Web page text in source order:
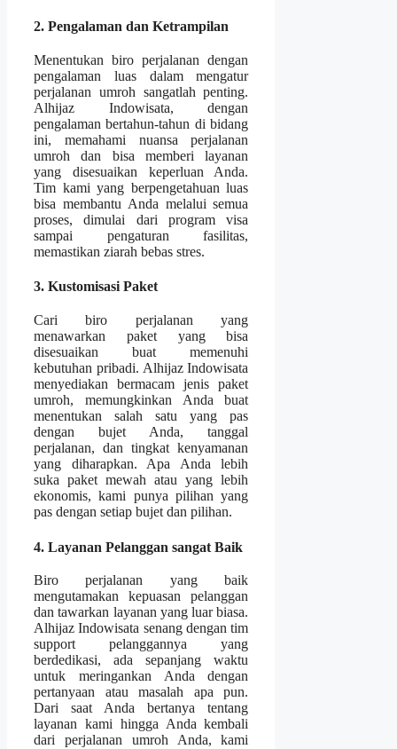
2. Pengalaman dan Ketrampilan
Menentukan biro perjalanan dengan
pengalaman luas dalam mengatur
perjalanan umroh sangatlah penting.
Alhijaz Indowisata, dengan
pengalaman bertahun-tahun di bidang
ini, memahami nuansa perjalanan
umroh dan bisa memberi layanan
yang disesuaikan keperluan Anda.
Tim kami yang berpengetahuan luas
bisa membantu Anda melalui semua
proses, dimulai dari program visa
sampai pengaturan fasilitas,
memastikan ziarah bebas stres.
3. Kustomisasi Paket
Cari biro perjalanan yang
menawarkan paket yang bisa
disesuaikan buat memenuhi
kebutuhan pribadi. Alhijaz Indowisata
menyediakan bermacam jenis paket
umroh, memungkinkan Anda buat
menentukan salah satu yang pas
dengan bujet Anda, tanggal
perjalanan, dan tingkat kenyamanan
yang diharapkan. Apa Anda lebih
suka paket mewah atau yang lebih
ekonomis, kami punya pilihan yang
pas dengan setiap bujet dan pilihan.
4. Layanan Pelanggan sangat Baik
Biro perjalanan yang baik
mengutamakan kepuasan pelanggan
dan tawarkan layanan yang luar biasa.
Alhijaz Indowisata senang dengan tim
support pelanggannya yang
berdedikasi, ada sepanjang waktu
untuk meringankan Anda dengan
pertanyaan atau masalah apa pun.
Dari saat Anda bertanya tentang
layanan kami hingga Anda kembali
dari perjalanan umroh Anda, kami